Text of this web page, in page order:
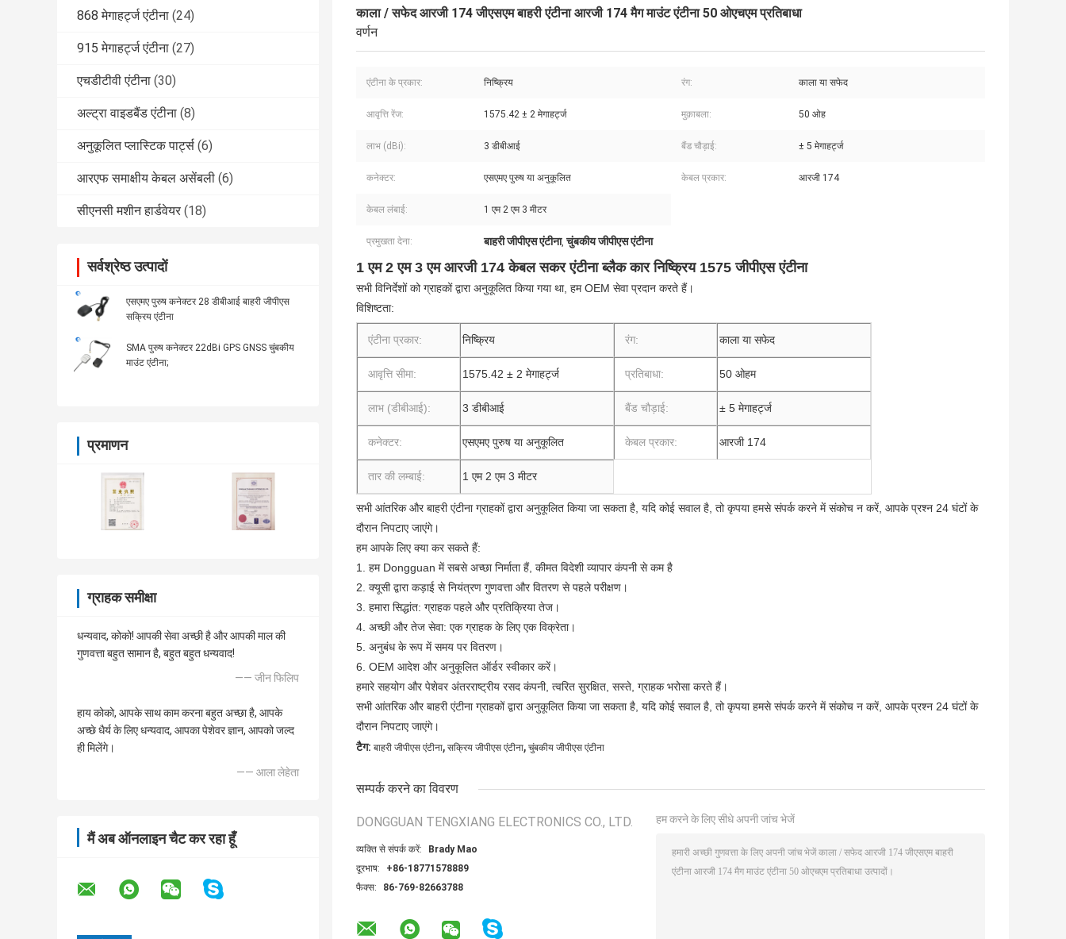
868 मेगाहर्ट्ज एंटीना (24)
915 मेगाहर्ट्ज एंटीना (27)
एचडीटीवी एंटीना (30)
अल्ट्रा वाइडबैंड एंटीना (8)
अनुकूलित प्लास्टिक पार्ट्स (6)
आरएफ समाक्षीय केबल असेंबली (6)
सीएनसी मशीन हार्डवेयर (18)
सर्वश्रेष्ठ उत्पादों
एसएमए पुरुष कनेक्टर 28 डीबीआई बाहरी जीपीएस
सक्रिय एंटीना
SMA पुरुष कनेक्टर 22dBi GPS GNSS चुंबकीय
माउंट एंटीना;
प्रमाणन
ग्राहक समीक्षा
धन्यवाद, कोको! आपकी सेवा अच्छी है और आपकी माल की
गुणवत्ता बहुत सामान है, बहुत बहुत धन्यवाद!
—— जीन फिलिप
हाय कोको, आपके साथ काम करना बहुत अच्छा है, आपके
अच्छे धैर्य के लिए धन्यवाद, आपका पेशेवर ज्ञान, आपको जल्द
ही मिलेंगे।
—— आला लेहेता
मैं अब ऑनलाइन चैट कर रहा हूँ
काला / सफेद आरजी 174 जीएसएम बाहरी एंटीना आरजी 174 मैग माउंट एंटीना 50 ओएचएम प्रतिबाधा
वर्णन
एंटीना के प्रकार: निष्क्रिय रंग: काला या सफेद
आवृत्ति रेंज: 1575.42 ± 2 मेगाहर्ट्ज मुक़ाबला: 50 ओह
लाभ (dBi): 3 डीबीआई बैंड चौड़ाई: ± 5 मेगाहर्ट्ज
कनेक्टर: एसएमए पुरुष या अनुकूलित केबल प्रकार: आरजी 174
केबल लंबाई: 1 एम 2 एम 3 मीटर
प्रमुखता देना: बाहरी जीपीएस एंटीना,चुंबकीय जीपीएस एंटीना
1 एम 2 एम 3 एम आरजी 174 केबल सकर एंटीना ब्लैक कार निष्क्रिय 1575 जीपीएस एंटीना
सभी विनिर्देशों को ग्राहकों द्वारा अनुकूलित किया गया था, हम OEM सेवा प्रदान करते हैं।
विशिष्टता:
एंटीना प्रकार: निष्क्रिय रंग: काला या सफेद
आवृत्ति सीमा: 1575.42 ± 2 मेगाहर्ट्ज प्रतिबाधा: 50 ओहम
लाभ (डीबीआई): 3 डीबीआई बैंड चौड़ाई: ± 5 मेगाहर्ट्ज
कनेक्टर: एसएमए पुरुष या अनुकूलित केबल प्रकार: आरजी 174
तार की लम्बाई: 1 एम 2 एम 3 मीटर
सभी आंतरिक और बाहरी एंटीना ग्राहकों द्वारा अनुकूलित किया जा सकता है, यदि कोई सवाल है, तो कृपया हमसे संपर्क करने में संकोच न करें, आपके प्रश्न 24 घंटों के
दौरान निपटाए जाएंगे।
हम आपके लिए क्या कर सकते हैं:
1. हम Dongguan में सबसे अच्छा निर्माता हैं, कीमत विदेशी व्यापार कंपनी से कम है
2. क्यूसी द्वारा कड़ाई से नियंत्रण गुणवत्ता और वितरण से पहले परीक्षण।
3. हमारा सिद्धांत: ग्राहक पहले और प्रतिक्रिया तेज।
4. अच्छी और तेज सेवा: एक ग्राहक के लिए एक विक्रेता।
5. अनुबंध के रूप में समय पर वितरण।
6. OEM आदेश और अनुकूलित ऑर्डर स्वीकार करें।
हमारे सहयोग और पेशेवर अंतरराष्ट्रीय रसद कंपनी, त्वरित सुरक्षित, सस्ते, ग्राहक भरोसा करते हैं।
सभी आंतरिक और बाहरी एंटीना ग्राहकों द्वारा अनुकूलित किया जा सकता है, यदि कोई सवाल है, तो कृपया हमसे संपर्क करने में संकोच न करें, आपके प्रश्न 24 घंटों के
दौरान निपटाए जाएंगे।
टैग: बाहरी जीपीएस एंटीना, सक्रिय जीपीएस एंटीना, चुंबकीय जीपीएस एंटीना
सम्पर्क करने का विवरण
DONGGUAN TENGXIANG ELECTRONICS CO., LTD.
व्यक्ति से संपर्क करें:
Brady Mao
दूरभाष:
+86-18771578889
फैक्स:
86-769-82663788
हम करने के लिए सीधे अपनी जांच भेजें